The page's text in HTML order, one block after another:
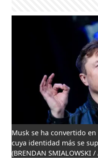
Musk se ha convertido
cuya identidad más se
(BRENDAN SMIALOWSKI /